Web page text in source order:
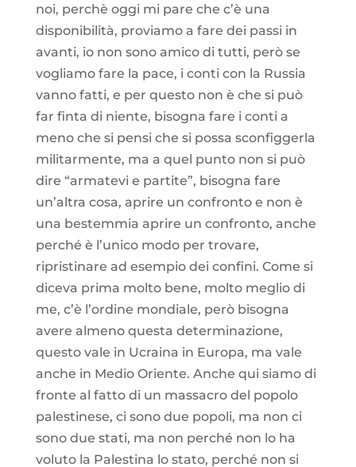
noi, perchè oggi mi pare che c’è una
disponibilità, proviamo a fare dei passi in
avanti, io non sono amico di tutti, però se
vogliamo fare la pace, i conti con la Russia
vanno fatti, e per questo non è che si può
far finta di niente, bisogna fare i conti a
meno che si pensi che si possa sconfiggerla
militarmente, ma a quel punto non si può
dire “armatevi e partite”, bisogna fare
un’altra cosa, aprire un confronto e non è
una bestemmia aprire un confronto, anche
perché è l’unico modo per trovare,
ripristinare ad esempio dei confini. Come si
diceva prima molto bene, molto meglio di
me, c’è l’ordine mondiale, però bisogna
avere almeno questa determinazione,
questo vale in Ucraina in Europa, ma vale
anche in Medio Oriente. Anche qui siamo di
fronte al fatto di un massacro del popolo
palestinese, ci sono due popoli, ma non ci
sono due stati, ma non perché non lo ha
voluto la Palestina lo stato, perché non si